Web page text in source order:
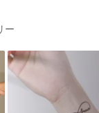
ー